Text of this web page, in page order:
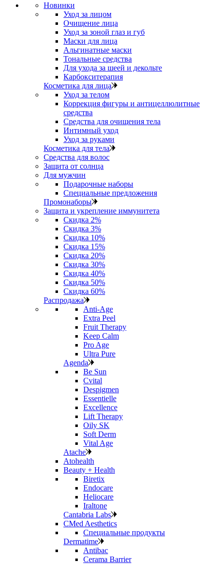
Новинки
Уход за лицом
Очищение лица
Уход за зоной глаз и губ
Маски для лица
Альгинатные маски
Тональные средства
Для ухода за шеей и декольте
Карбокситерапия
Косметика для лица
Уход за телом
Коррекция фигуры и антицеллюлитные
средства
Средства для очищения тела
Интимный уход
Уход за руками
Косметика для тела
Средства для волос
Защита от солнца
Для мужчин
Подарочные наборы
Специальные предложения
Промонаборы
Защита и укрепление иммунитета
Скидка 2%
Скидка 3%
Скидка 10%
Скидка 15%
Скидка 20%
Скидка 30%
Скидка 40%
Скидка 50%
Скидка 60%
Распродажа
Anti‑Age
Extra Peel
Fruit Therapy
Keep Calm
Pro Age
Ultra Pure
Agenda
Be Sun
Cvital
Despigmen
Essentielle
Excellence
Lift Therapy
Oily SK
Soft Derm
Vital Age
Atache
Atohealth
Beauty + Health
Biretix
Endocare
Heliocare
Iraltone
Cantabria Labs
CMed Aesthetics
Специальные продукты
Dermatime
Antibac
Cerama Barrier